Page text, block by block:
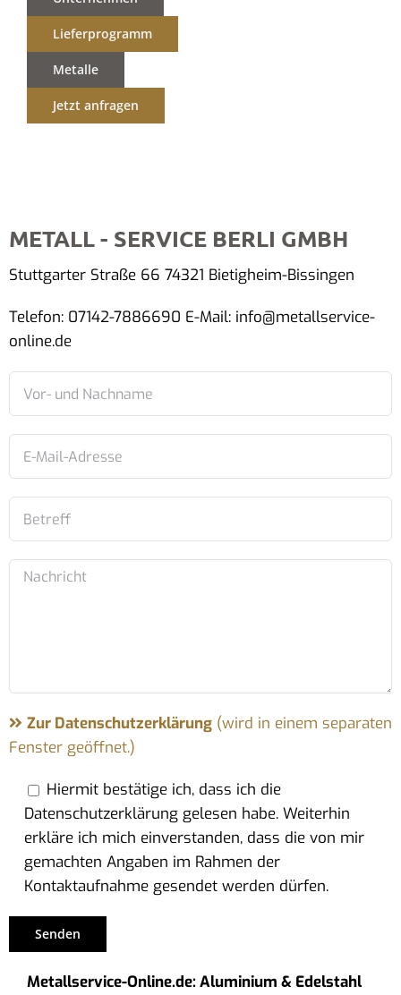
Lieferprogramm
Metalle
Jetzt anfragen
METALL - SERVICE BERLI GMBH
Stuttgarter Straße 66 74321 Bietigheim-Bissingen
Telefon: 07142-7886690 E-Mail: info@metallservice-
online.de
Zur Datenschutzerklärung(wird in einem separaten
Fenster geöffnet.)
Hiermit bestätige ich, dass ich die
Datenschutzerklärung gelesen habe. Weiterhin
erkläre ich mich einverstanden, dass die von mir
gemachten Angaben im Rahmen der
Kontaktaufnahme gesendet werden dürfen.
Metallservice-Online.de: Aluminium & Edelstahl